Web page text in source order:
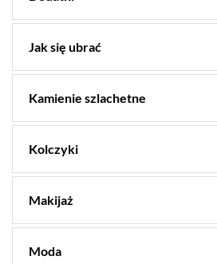
Jak się ubrać
Kamienie szlachetne
Kolczyki
Makijaż
Moda